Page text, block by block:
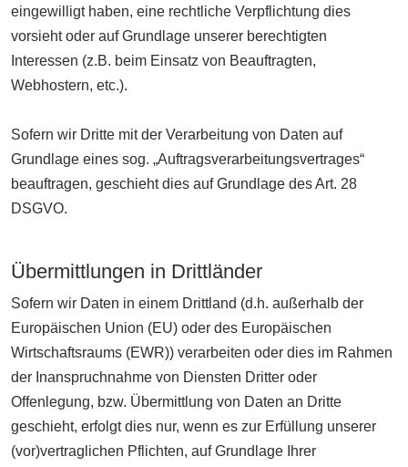
eingewilligt haben, eine rechtliche Verpflichtung dies
vorsieht oder auf Grundlage unserer berechtigten
Interessen (z.B. beim Einsatz von Beauftragten,
Webhostern, etc.).
Sofern wir Dritte mit der Verarbeitung von Daten auf
Grundlage eines sog. „Auftragsverarbeitungsvertrages“
beauftragen, geschieht dies auf Grundlage des Art. 28
DSGVO.
Übermittlungen in Drittländer
Sofern wir Daten in einem Drittland (d.h. außerhalb der
Europäischen Union (EU) oder des Europäischen
Wirtschaftsraums (EWR)) verarbeiten oder dies im Rahmen
der Inanspruchnahme von Diensten Dritter oder
Offenlegung, bzw. Übermittlung von Daten an Dritte
geschieht, erfolgt dies nur, wenn es zur Erfüllung unserer
(vor)vertraglichen Pflichten, auf Grundlage Ihrer